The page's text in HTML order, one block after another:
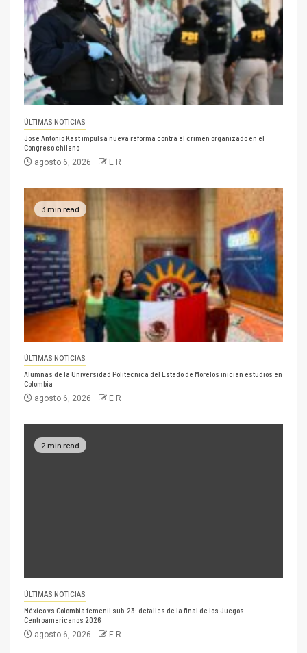
ÚLTIMAS NOTICIAS
José Antonio Kast impulsa nueva reforma contra el crimen organizado en el
Congreso chileno
agosto 6, 2026 E R
3 min read
ÚLTIMAS NOTICIAS
Alumnas de la Universidad Politécnica del Estado de Morelos inician estudios en
Colombia
agosto 6, 2026 E R
2 min read
ÚLTIMAS NOTICIAS
México vs Colombia femenil sub-23: detalles de la final de los Juegos
Centroamericanos 2026
agosto 6, 2026 E R